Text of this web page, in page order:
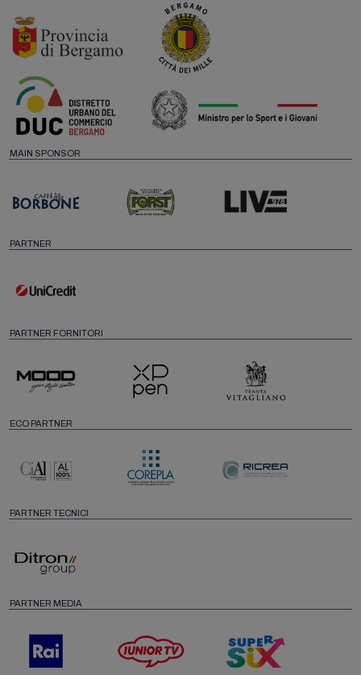
MAIN SPONSOR
PARTNER
PARTNER FORNITORI
ECO PARTNER
PARTNER TECNICI
PARTNER MEDIA